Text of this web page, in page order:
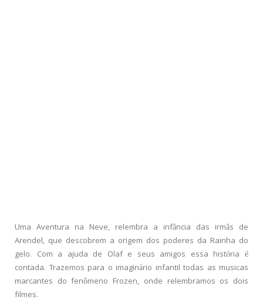
Uma Aventura na Neve, relembra a infância das irmãs de
Arendel, que descobrem a origem dos poderes da Rainha do
gelo. Com a ajuda de Olaf e seus amigos essa história é
contada. Trazemos para o imaginário infantil todas as musicas
marcantes do fenômeno Frozen, onde relembramos os dois
filmes.